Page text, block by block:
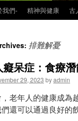
我們- 精神與健康 古
排難解憂
呆症：食療
29, 2023 byadmin
老年人的健康成為
還可以通過良好的